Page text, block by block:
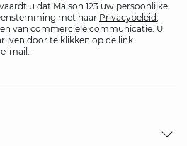
u dat Maison 123 uw persoonlijke
met haar Privacybeleid,
van commerciële communicatie. U
door te klikken op de link
mail.